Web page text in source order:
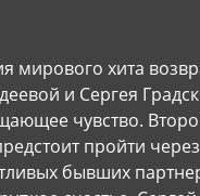
мирового хита
и Сергея
чувство.
пройти
бывших